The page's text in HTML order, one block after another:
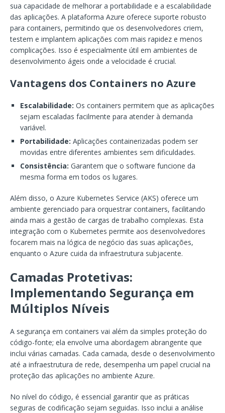
sua capacidade de melhorar a portabilidade e a escalabilidade
das aplicações. A plataforma Azure oferece suporte robusto
para containers, permitindo que os desenvolvedores criem,
testem e implantem aplicações com mais rapidez e menos
complicações. Isso é especialmente útil em ambientes de
desenvolvimento ágeis onde a velocidade é crucial.
Vantagens dos Containers no Azure
Escalabilidade: Os containers permitem que as aplicações
sejam escaladas facilmente para atender à demanda
variável.
Portabilidade: Aplicações containerizadas podem ser
movidas entre diferentes ambientes sem dificuldades.
Consistência: Garantem que o software funcione da
mesma forma em todos os lugares.
Além disso, o Azure Kubernetes Service (AKS) oferece um
ambiente gerenciado para orquestrar containers, facilitando
ainda mais a gestão de cargas de trabalho complexas. Esta
integração com o Kubernetes permite aos desenvolvedores
focarem mais na lógica de negócio das suas aplicações,
enquanto o Azure cuida da infraestrutura subjacente.
Camadas Protetivas:
Implementando Segurança em
Múltiplos Níveis
A segurança em containers vai além da simples proteção do
código-fonte; ela envolve uma abordagem abrangente que
inclui várias camadas. Cada camada, desde o desenvolvimento
até a infraestrutura de rede, desempenha um papel crucial na
proteção das aplicações no ambiente Azure.
No nível do código, é essencial garantir que as práticas
seguras de codificação sejam seguidas. Isso inclui a análise